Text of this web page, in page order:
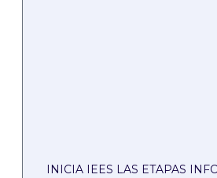
INICIA IEES LAS ETAPAS